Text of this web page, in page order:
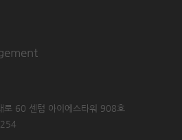
로 60 센텀 아이에스타워 908호